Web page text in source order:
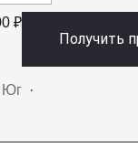
₽
Юг ·
Получить